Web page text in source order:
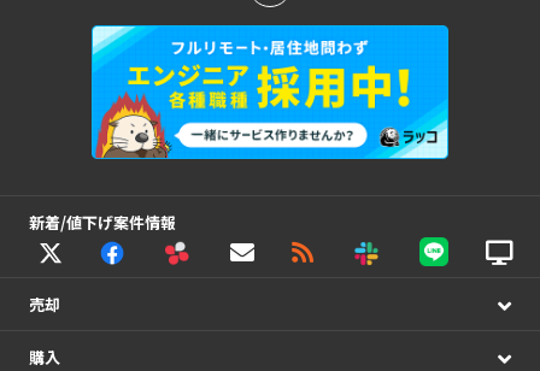
新着/値下げ案件情報
売却
購入